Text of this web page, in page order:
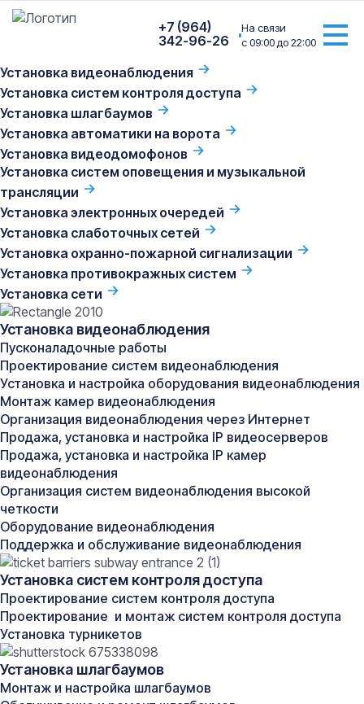
+7 (964)
342-96-26
На связи
с 09:00 до 22:00
Установка видеонаблюдения
Установка систем контроля доступа
Установка шлагбаумов
Установка автоматики на ворота
Установка видеодомофонов
Установка систем оповещения и музыкальной
трансляции
Установка электронных очередей
Установка слаботочных сетей
Установка охранно-пожарной сигнализации
Установка противокражных систем
Установка сети
Установка видеонаблюдения
Пусконаладочные работы
Проектирование систем видеонаблюдения
Установка и настройка оборудования видеонаблюдения
Монтаж камер видеонаблюдения
Организация видеонаблюдения через Интернет
Продажа, установка и настройка IP видеосерверов
Продажа, установка и настройка IP камер
видеонаблюдения
Организация систем видеонаблюдения высокой
четкости
Оборудование видеонаблюдения
Поддержка и обслуживание видеонаблюдения
Установка систем контроля доступа
Проектирование систем контроля доступа
Проектирование и монтаж систем контроля доступа
Установка турникетов
Установка шлагбаумов
Монтаж и настройка шлагбаумов
Главная/Услуги/Установка сети/Монтаж кабеля
скрытым или открытым образом
Монтаж кабеля скрытым или
открытым образом
Скрытый или открытый монтаж кабеля — эстетично,
надежно и функционально!
Работаем с объектамиразличного масштаба
C одинаковым энтузиазмом возьмемся
небольшой магазин, квартиру, или офис, так и за
промышленное производство, бизнес-центр или
торгово-развлекательный комплекс
По запросу
от 3-х дней
Получить консультацию
Об услуге
Монтаж кабеля скрытой или открытой проводкой
это два разных подхода к прокладке
электропроводки, каждый из которых имеет свои
особенности и применяется в зависимости от
конкретных обстоятельств.
Скрытый монтаж кабеля
Скрытая проводка осуществляется путем укрытия
кабеля в штробы стен, потолки или полы, после чего